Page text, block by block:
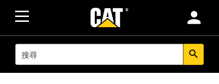
person
SEARCH search